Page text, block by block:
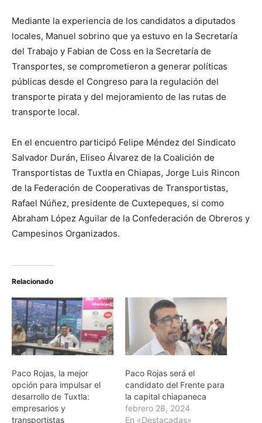
Mediante la experiencia de los candidatos a diputados
locales, Manuel sobrino que ya estuvo en la Secretaría
del Trabajo y Fabian de Coss en la Secretaría de
Transportes, se comprometieron a generar políticas
públicas desde el Congreso para la regulación del
transporte pirata y del mejoramiento de las rutas de
transporte local.
En el encuentro participó Felipe Méndez del Sindicato
Salvador Durán, Eliseo Álvarez de la Coalición de
Transportistas de Tuxtla en Chiapas, Jorge Luis Rincon
de la Federación de Cooperativas de Transportistas,
Rafael Núñez, presidente de Cuxtepeques, si como
Abraham López Aguilar de la Confederación de Obreros y
Campesinos Organizados.
Relacionado
Paco Rojas, la mejor
opción para impulsar el
desarrollo de Tuxtla:
empresarios y
transportistas
Paco Rojas será el
candidato del Frente para
la capital chiapaneca
febrero 28, 2024
En «Destacadas»